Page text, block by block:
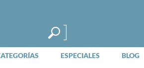
ESPECIALES BLOG